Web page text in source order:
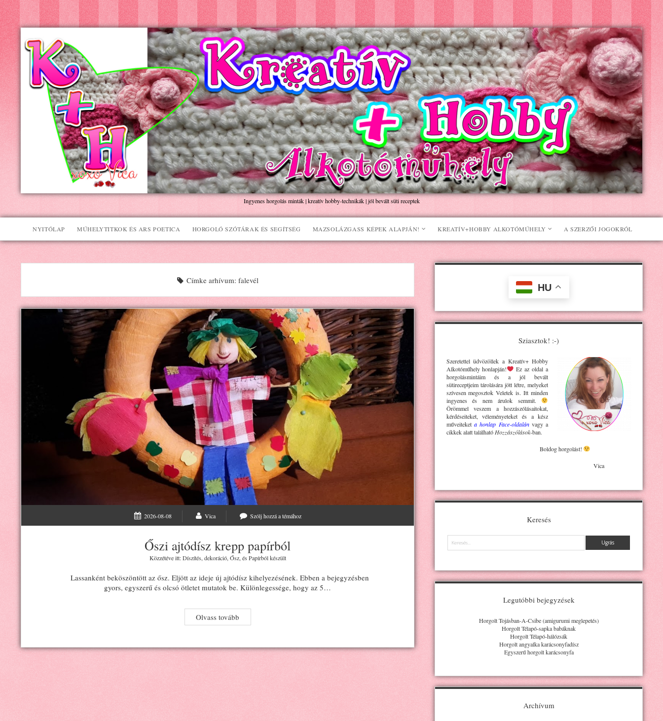
Kreatív+Hobby
Alkotóműhely
Ingyenes horgolás minták | kreatív hobby-technikák | jól bevált süti receptek
NYITÓLAP MŰHELYTITKOK ÉS ARS POETICA HORGOLÓ SZÓTÁRAK ÉS SEGÍTSÉG MAZSOLÁZGASS KÉPEK ALAPJÁN! KREATÍV+HOBBY ALKOTÓMŰHELY A SZERZŐI JOGOKRÓL
Címke arhívum: falevél
2026-08-08 Vica Szólj hozzá a témához
Őszi ajtódísz krepp papírból
Közzétéve itt:Díszítés, dekoráció, Ősz, ésPapírból készült
Lassanként beköszöntött az ősz. Eljött az ideje új ajtódísz kihelyezésének. Ebben a bejegyzésben
gyors, egyszerű és olcsó ötletet mutatok be. Különlegessége, hogy az 5…
Olvass tovább
ajtódísz
papírból
HU
Sziasztok! :-)
Szeretettel üdvözöllek a Kreatív+ Hobby
Alkotóműhelyhonlapján!
Ez az oldal a
horgolásmintáim és a jól bevált
sütireceptjeim tárolására jött létre, melyeket
szívesen megosztok Veletek is. Itt minden
ingyenes és nem árulok semmit.
Örömmel veszem a hozzászólásaitokat,
kérdéseiteket, véleményeteket és a kész
műveiteket a honlap Face-oldalánvagy a
cikkek alatt található Hozzászólások-ban.
Boldog horgolást!
Vica
Keresés
Keresés
Legutóbbi bejegyzések
Horgolt Tojásban-A-Csibe (amigurumi meglepetés)
Horgolt Télapó-sapka babáknak
Horgolt Télapó-hálózsák
Horgolt angyalka karácsonyfadísz
Egyszerű horgolt karácsonyfa
Archívum